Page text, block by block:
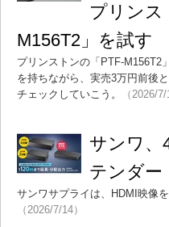
プリンス
M156T2」を試す
プリンストンの「PTF-M156T2
を持ちながら、実売3万円前後
チェックしていこう。
（2026/7/
サンワ、
テンダー
サンワサプライは、HDMI映像
（2026/7/14）